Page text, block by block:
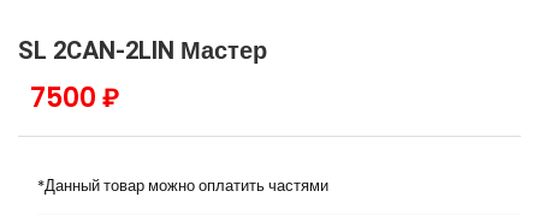
SL 2CAN-2LIN Мастер
7500 ₽
*Данный товар можно оплатить частями